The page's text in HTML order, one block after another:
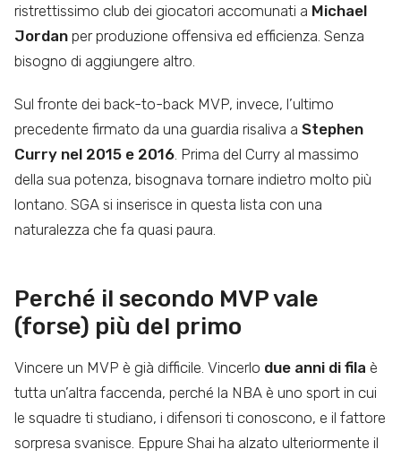
ristrettissimo club dei giocatori accomunati a Michael
Jordan per produzione offensiva ed efficienza. Senza
bisogno di aggiungere altro.
Sul fronte dei back-to-back MVP, invece, l’ultimo
precedente firmato da una guardia risaliva a Stephen
Curry nel 2015 e 2016. Prima del Curry al massimo
della sua potenza, bisognava tornare indietro molto più
lontano. SGA si inserisce in questa lista con una
naturalezza che fa quasi paura.
Perché il secondo MVP vale
(forse) più del primo
Vincere un MVP è già difficile. Vincerlo due anni di fila è
tutta un’altra faccenda, perché la NBA è uno sport in cui
le squadre ti studiano, i difensori ti conoscono, e il fattore
sorpresa svanisce. Eppure Shai ha alzato ulteriormente il